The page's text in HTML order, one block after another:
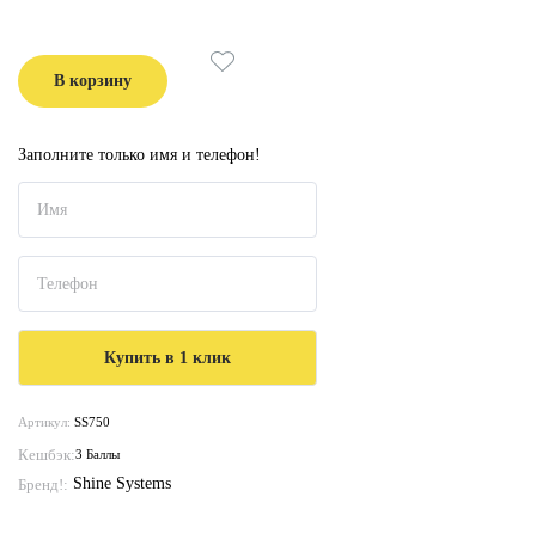
В корзину
Заполните только имя и телефон!
Артикул: SS750
Кешбэк:3 Баллы
Бренд!: Shine Systems